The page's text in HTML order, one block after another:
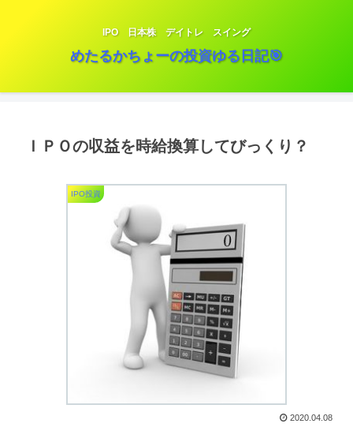
IPO 日本株 デイトレ スイング
めたるかちょーの投資ゆる日記🎯
ＩＰＯの収益を時給換算してびっくり？
IPO投資
2020.04.08